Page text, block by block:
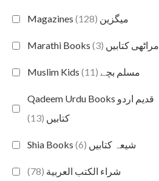
Magazines میگزین (128)
Marathi Books مراٹھی کتابیں (3)
Muslim Kids مسلم بچے (11)
Qadeem Urdu Books قدیم اردو
کتابیں (13)
Shia Books شیعہ کتابیں (6)
شراء الكتب العربية (78)